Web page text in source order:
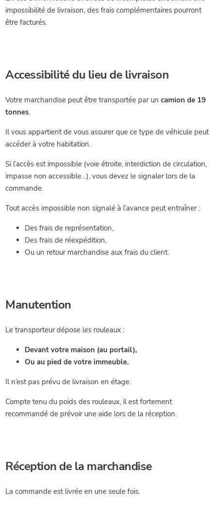
impossibilité de livraison, des frais complémentaires pourront
être facturés.
Accessibilité du lieu de livraison
Votre marchandise peut être transportée par uncamion de 19
tonnes.
Il vous appartient de vous assurer que ce type de véhicule peut
accéder à votre habitation.
Si l’accès est impossible (voie étroite, interdiction de circulation,
impasse non accessible…), vous devez le signaler lors de la
commande.
Tout accès impossible non signalé à l’avance peut entraîner :
Des frais de représentation,
Des frais de réexpédition,
Ou un retour marchandise aux frais du client.
Manutention
Le transporteur dépose les rouleaux :
Devant votre maison (au portail),
Ou au pied de votre immeuble.
Il n’est pas prévu de livraison en étage.
Compte tenu du poids des rouleaux, il est fortement
recommandé de prévoir une aide lors de la réception.
Réception de la marchandise
La commande est livrée en une seule fois.